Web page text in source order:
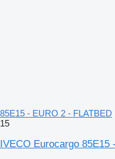
85E15 - EURO 2 - FLATBED
15
IVECO Eurocargo 85E15